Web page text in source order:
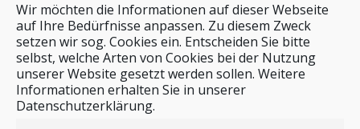
Wir möchten die Informationen auf dieser Webseite
auf Ihre Bedürfnisse anpassen. Zu diesem Zweck
setzen wir sog. Cookies ein. Entscheiden Sie bitte
selbst, welche Arten von Cookies bei der Nutzung
unserer Website gesetzt werden sollen. Weitere
Informationen erhalten Sie in unserer
Datenschutzerklärung.
Stichwortsuche